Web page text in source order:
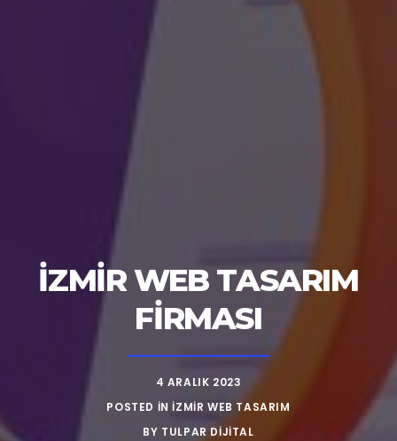
İZMIR WEB TASARIM
FIRMASI
4 ARALIK 2023
POSTED INİZMİR WEB TASARIM
BY TULPAR DIJITAL